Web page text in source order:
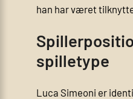
han har været
spilletype
Luca Simeoni er